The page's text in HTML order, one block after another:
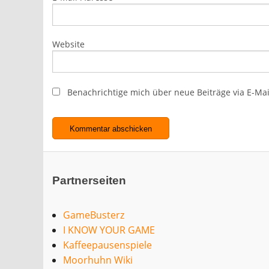
Website
Benachrichtige mich über neue Beiträge via E-
Partnerseiten
GameBusterz
I KNOW YOUR GAME
Kaffeepausenspiele
Moorhuhn Wiki